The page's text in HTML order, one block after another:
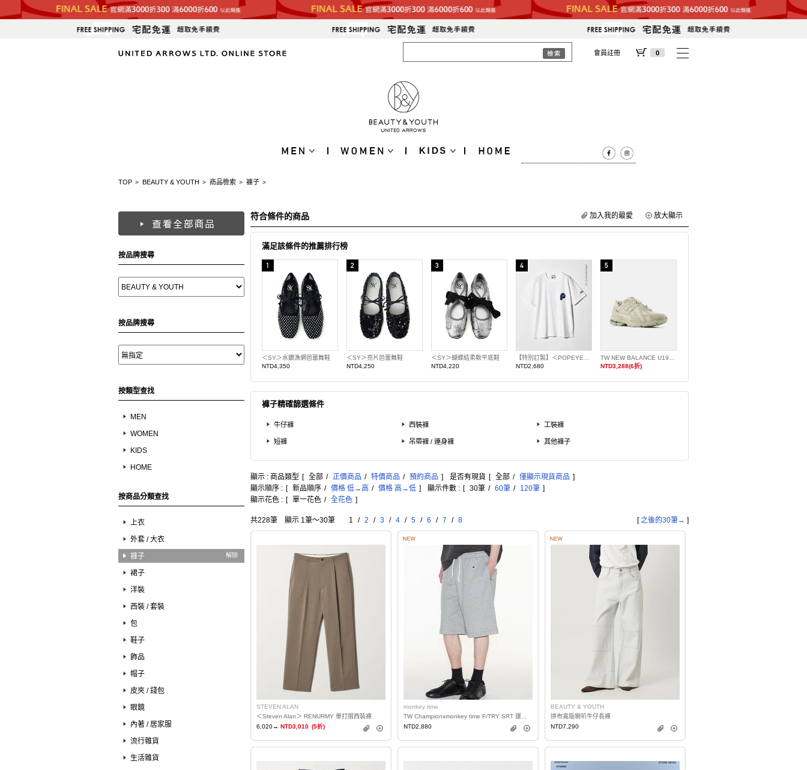
會員註冊 0
TOP > BEAUTY & YOUTH > 商品檢索 > 褲子 >
按品牌搜尋
按品牌搜尋
按類型查找
MEN
WOMEN
KIDS
HOME
按商品分類查找
上衣
外套 / 大衣
褲子
解除
裙子
洋裝
西裝 / 套裝
包
鞋子
飾品
帽子
皮夾 / 錢包
眼鏡
內著 / 居家服
流行雜貨
生活雜貨
符合條件的商品 放大顯示
加入我的最愛
滿足該條件的推薦排行榜
＜SY＞水鑽漁網芭蕾舞鞋
NTD4,350
＜SY＞亮片芭蕾舞鞋
NTD4,250
＜SY＞蝴蝶結柔軟平底鞋
NTD4,220
NTD2,680
NTD3,288(6折)
褲子精確篩選條件
牛仔褲 西裝褲 工裝褲
短褲 吊帶褲 / 連身褲 其他褲子
顯示 : 商品類型 [ 全部 / 正價商品 / 特價商品 / 預約商品 ] 是否有現貨 [ 全部 / 僅顯示現貨商品 ]
顯示順序 : [ 新品順序 / 價格 低→高 / 價格 高→低 ] 顯示件數 : [ 30筆 / 60筆 / 120筆 ]
顯示花色 : [ 單一花色 / 全花色 ]
共228筆 顯示 1筆〜30筆 1 / 2 / 3 / 4 / 5 / 6 / 7 / 8 [ 之後的30筆→ ]
STEVEN ALAN
＜Steven Alan＞ RENURMY 單打摺西裝褲
6,020→ NTD3,010 (5折)
monkey time
NTD2,880
BEAUTY & YOUTH
拼布寬版喇叭牛仔長褲
NTD7,290